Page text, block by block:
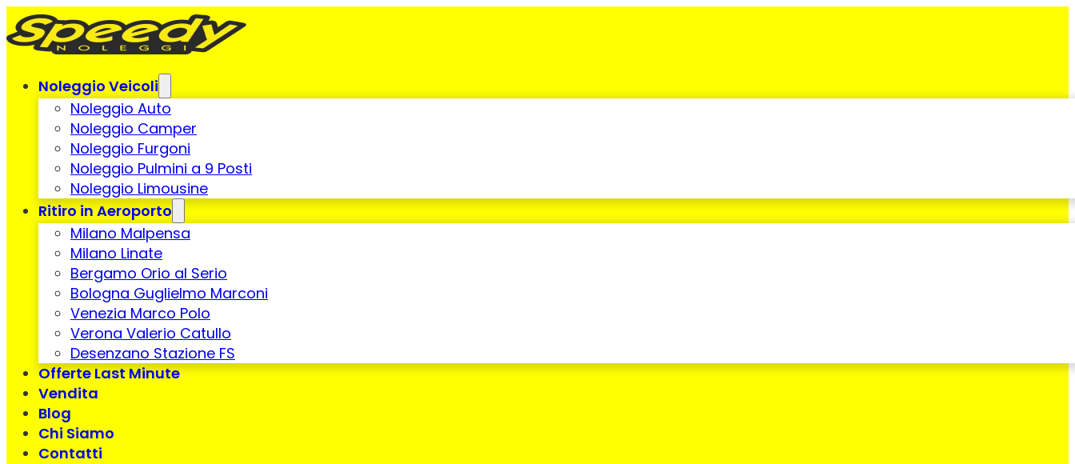
Noleggio Veicoli
Noleggio Auto
Noleggio Camper
Noleggio Furgoni
Noleggio Pulmini a 9 Posti
Noleggio Limousine
Ritiro in Aeroporto
Milano Malpensa
Milano Linate
Bergamo Orio al Serio
Bologna Guglielmo Marconi
Venezia Marco Polo
Verona Valerio Catullo
Desenzano Stazione FS
Offerte Last Minute
Vendita
Blog
Chi Siamo
Contatti